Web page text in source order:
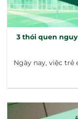
3 thói quen
Ngày nay, việc